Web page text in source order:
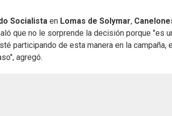
Socialista en Lomas de Solymar,
que no le sorprende la decisión porque "es
participando de esta manera en la campaña,
agregó.